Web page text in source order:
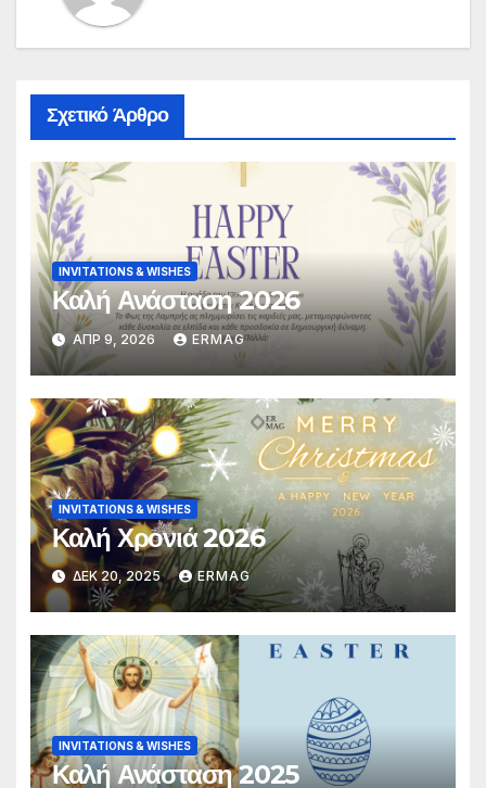
Σχετικό Άρθρο
INVITATIONS & WISHES
Καλή Ανάσταση 2026
ΑΠΡ 9, 2026 ERMAG
INVITATIONS & WISHES
Καλή Χρονιά 2026
ΔΕΚ 20, 2025 ERMAG
INVITATIONS & WISHES
Καλή Ανάσταση 2025